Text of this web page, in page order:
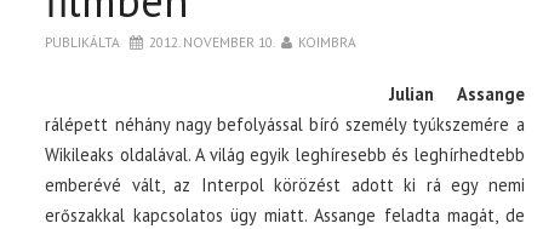
PUBLIKÁLTA 2012. NOVEMBER 10. KOIMBRA
Julian Assange
rálépett néhány nagy befolyással bíró személy tyúkszemére a
Wikileaks oldalával. A világ egyik leghíresebb és leghírhedtebb
emberévé vált, az Interpol körözést adott ki rá egy nemi
erőszakkal kapcsolatos ügy miatt. Assange feladta magát, de